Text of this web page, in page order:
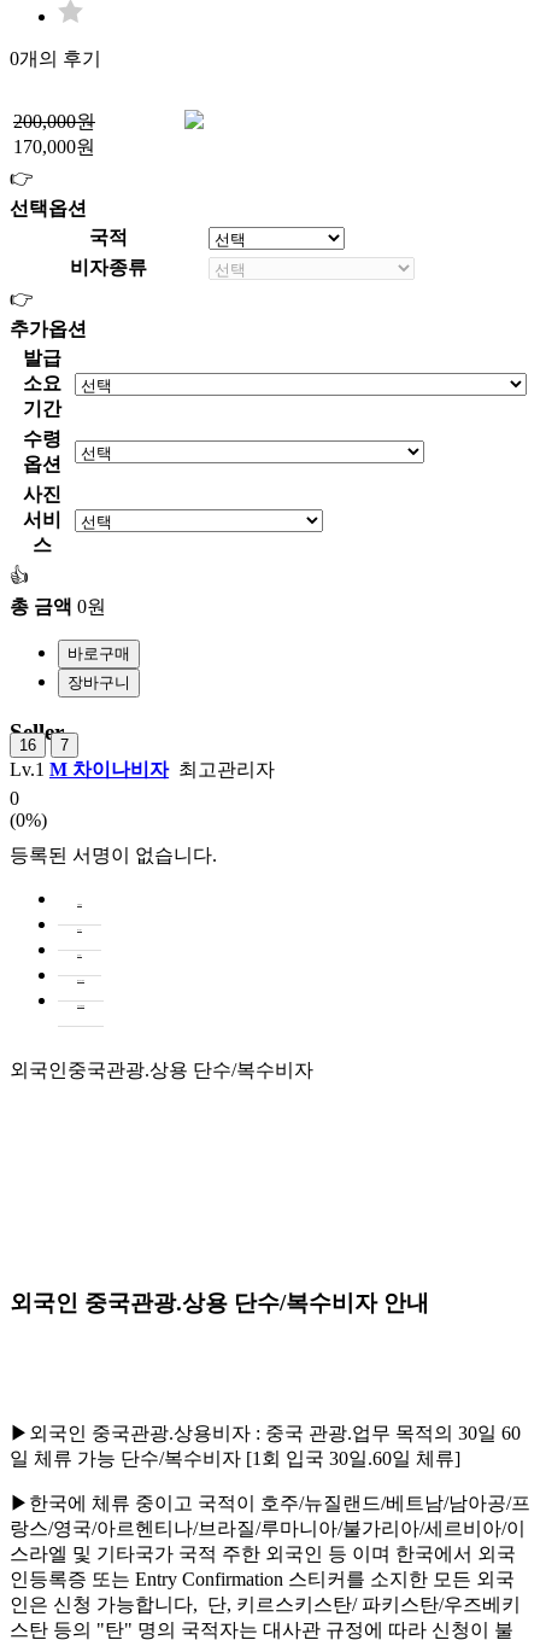
0개의 후기
200,000원
170,000원
👉
선택옵션
국적
비자종류
👉
추가옵션
발급
소요
기간
수령
옵션
사진
서비
스
👍
총 금액 0원
Seller
16 7
Lv.1 M 차이나비자 최고관리자
0
(0%)
등록된 서명이 없습니다.
외국인중국관광.상용 단수/복수비자
외국인 중국관광.상용 단수/복수비자 안내
▶외국인 중국관광.상용비자 : 중국 관광.업무 목적의 30일 60
일 체류 가능 단수/복수비자 [1회 입국 30일.60일 체류]
▶한국에 체류 중이고 국적이 호주/뉴질랜드/베트남/남아공/프
랑스/영국/아르헨티나/브라질/루마니아/불가리아/세르비아/이
스라엘 및 기타국가 국적 주한 외국인 등 이며 한국에서 외국
인등록증 또는 Entry Confirmation 스티커를 소지한 모든 외국
인은 신청 가능합니다, 단, 키르스키스탄/ 파키스탄/우즈베키
스탄 등의 "탄" 명의 국적자는 대사관 규정에 따라 신청이 불